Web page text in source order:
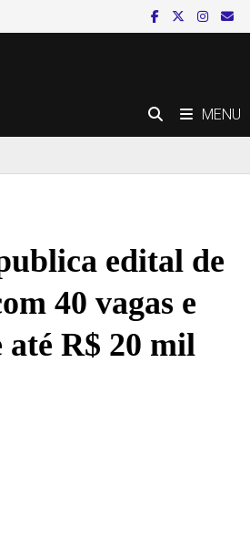
MENU
edital de
40 vagas e
até R$ 20 mil